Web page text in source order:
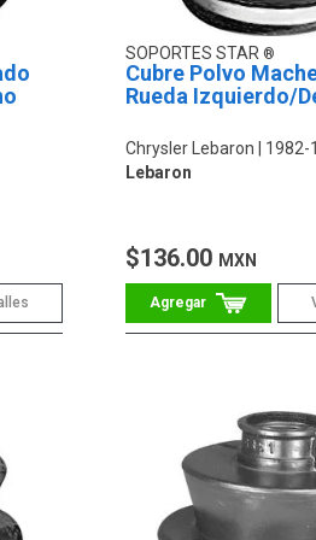
SOPORTES STAR
Cubre Polvo
Rueda Izquierdo/
Chrysler Lebaron
1982-
Lebaron
$136.00 MXN